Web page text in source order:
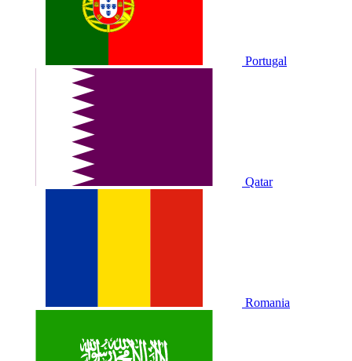
Portugal
Qatar
Romania